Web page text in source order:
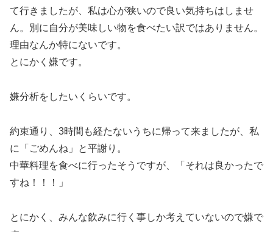
て行きましたが、私は心が狭いので良い気持ちはしませ
ん。別に自分が美味しい物を食べたい訳ではありません。
理由なんか特にないです。
とにかく嫌です。
嫌分析をしたいくらいです。
約束通り、3時間も経たないうちに帰って来ましたが、私
に「ごめんね」と平謝り。
中華料理を食べに行ったそうですが、「それは良かったで
すね！！！」
とにかく、みんな飲みに行く事しか考えていないので嫌で